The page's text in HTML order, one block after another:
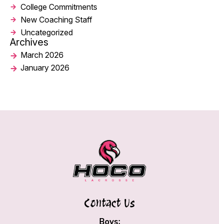
College Commitments
New Coaching Staff
Uncategorized
Archives
March 2026
January 2026
Contact Us
Boys: